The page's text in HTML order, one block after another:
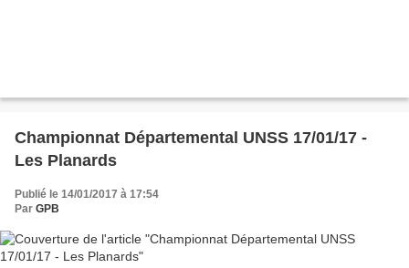
Championnat Départemental UNSS 17/01/17 -
Les Planards
Publié le 14/01/2017 à 17:54
Par GPB